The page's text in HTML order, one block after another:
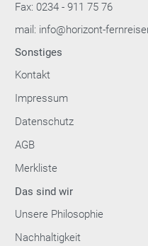
Fax: 0234 - 911 75 76
mail: info@horizont-
Sonstiges
Kontakt
Impressum
Datenschutz
AGB
Merkliste
Das sind wir
Unsere Philosophie
Nachhaltigkeit